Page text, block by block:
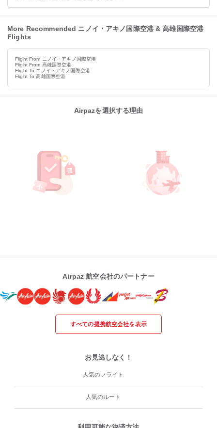
More Recommended ニノイ・アキノ国際空港 & 高雄国際空港
Flights
Flight From ニノイ・アキノ国際空港
Flight From 高雄国際空港
Flight To ニノイ・アキノ国際空港
Flight To 高雄国際空港
Airpazを選択する理由
Airpaz 航空会社のパートナー
すべての提携航空会社を表示
お見逃しなく！
人気のフライト
人気のルート